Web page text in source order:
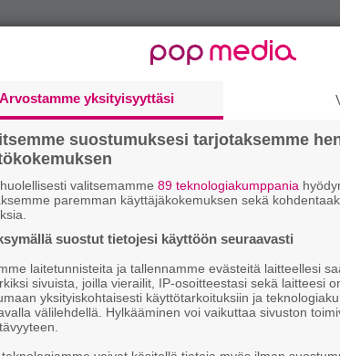
Arvostamme yksityisyyttäsi
suostumuksesi tarjotaksemme
valitsemamme 89 teknologiakumppania
paremman käyttäjäkokemuksen sekä
suostut tietojesi käyttöön seuraavasti
laitetunnisteita ja tallennamme evästeitä laitteellesi
sivuista, joilla vierailit, IP-osoitteestasi sekä laitteesi
yksityiskohtaisesti käyttötarkoituksiin ja
välilehdellä. Hylkääminen voi vaikuttaa sivuston